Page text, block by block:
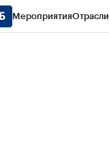
МероприятияОтрасли